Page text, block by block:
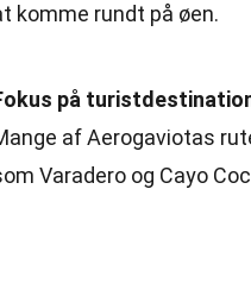
komme rundt på øen.
på
af Aerogaviotas
Varadero og Cayo